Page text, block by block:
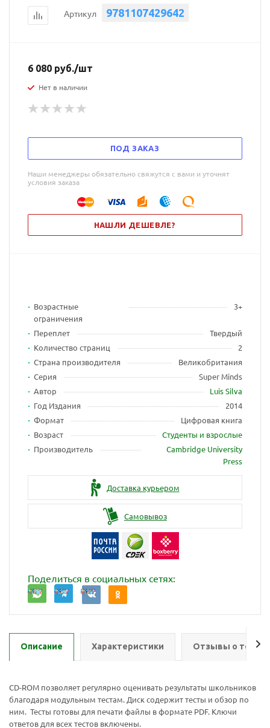
Артикул 9781107429642
6 080 руб./шт
Нет в наличии
ПОД ЗАКАЗ
Наши менеджеры обязательно свяжутся с вами и уточнят
условия заказа
НАШЛИ ДЕШЕВЛЕ?
Возрастные
ограничения
3+
Переплет
Твердый
Количество страниц
2
Страна производителя
Великобритания
Серия
Super Minds
Автор
Luis Silva
Год Издания
2014
Формат
Цифровая книга
Возраст
Студенты и взрослые
Производитель
Cambridge University
Press
Доставка курьером
Самовывоз
Поделиться в социальных сетях:
Описание Характеристики Отзывы о
CD-ROM позволяет регулярно оценивать результаты школьников
благодаря модульным тестам. Диск содержит тесты и обзор по
ним. Тесты готовы для печати файлы в формате PDF. Ключи
ответов для всех тестов включены.
Ваш E-mail:
Ваш E-mail: